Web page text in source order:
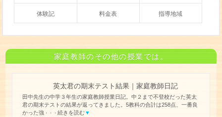
体験記 料金表 指導地域
家庭教師のその他の授業では。
英太君の期末テスト結果｜家庭教師日記
田中先生の中学３年生の家庭教師授業日記。中２まで不登校だった英太
君の期末テストの結果が返ってきました。5教科の合計は258点、一番良
かった強 ・・・ 続きを読む▼